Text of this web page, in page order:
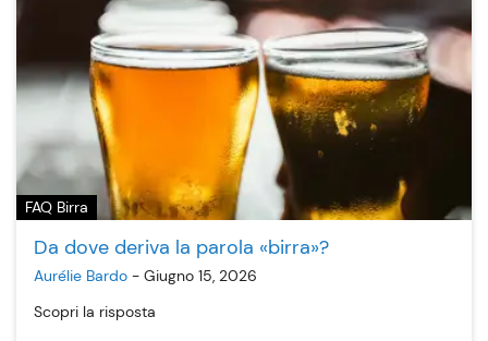
FAQ Birra
Da dove deriva la parola «birra»?
Aurélie Bardo - Giugno 15, 2026
Scopri la risposta